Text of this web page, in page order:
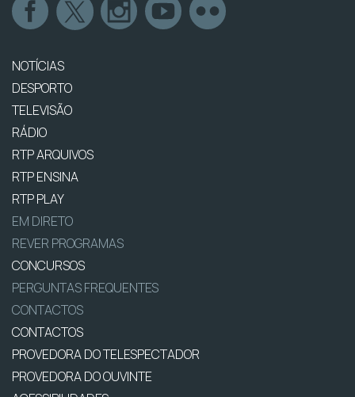
NOTÍCIAS
DESPORTO
TELEVISÃO
RÁDIO
RTP ARQUIVOS
RTP ENSINA
RTP PLAY
EM DIRETO
REVER PROGRAMAS
CONCURSOS
PERGUNTAS FREQUENTES
CONTACTOS
CONTACTOS
PROVEDORA DO TELESPECTADOR
PROVEDORA DO OUVINTE